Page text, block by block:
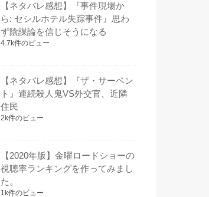
【ネタバレ感想】『事件現場か
ら: セシルホテル失踪事件』思わ
ず陰謀論を信じそうになる
4.7k件のビュー
【ネタバレ感想】『ザ・サーペン
ト』連続殺人鬼VS外交官、近隣
住民
2k件のビュー
【2020年版】金曜ロードショーの
視聴率ランキングを作ってみまし
た。
1k件のビュー